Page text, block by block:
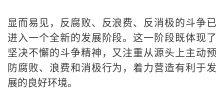
显而易见，反腐败、反浪费、反消极的斗争已
进入一个全新的发展阶段。这一阶段既体现了
坚决不懈的斗争精神，又注重从源头上主动预
防腐败、浪费和消极行为，着力营造有利于发
展的良好环境。